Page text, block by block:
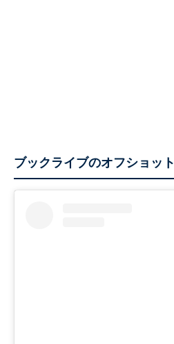
ブックライブのオフショット